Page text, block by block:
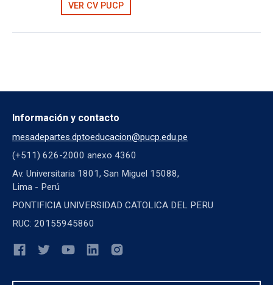
VER CV PUCP
Información y contacto
mesadepartes.dptoeducacion@pucp.edu.pe
(+511) 626-2000 anexo 4360
Av. Universitaria 1801, San Miguel 15088,
Lima - Perú
PONTIFICIA UNIVERSIDAD CATOLICA DEL PERU
RUC: 20155945860